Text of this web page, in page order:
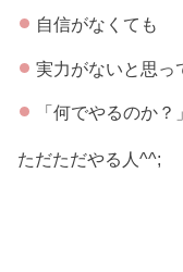
自信がなくても
実力がないと思っ
「何でやるのか
ただただやる人^^;